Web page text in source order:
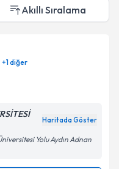
Akıllı Sıralama
+1diğer
Haritada Göster
Yolu Aydın Adnan